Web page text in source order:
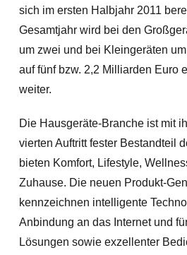
sich im ersten Halbjahr 2011
Gesamtjahr wird bei den
um zwei und bei Kleingeräten
auf fünf bzw. 2,2 Milliarden Euro
weiter.
Die Hausgeräte-Branche ist mit
vierten Auftritt fester Bestandteil
bieten Komfort, Lifestyle,
Zuhause. Die neuen Produkt-
kennzeichnen intelligente
Anbindung an das Internet und
Lösungen sowie exzellenter